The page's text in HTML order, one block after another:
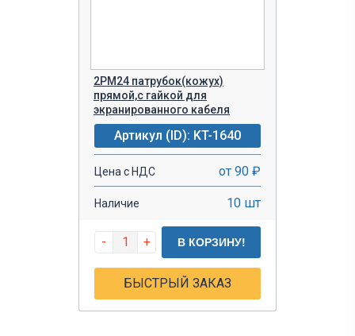
2РМ24 патрубок(кожух)
прямой,с гайкой для
экранированного кабеля
Артикул (ID): KT-1640
Цена с НДС от 90 ₽
Наличие 10 шт
- + В КОРЗИНУ!
БЫСТРЫЙ ЗАКАЗ